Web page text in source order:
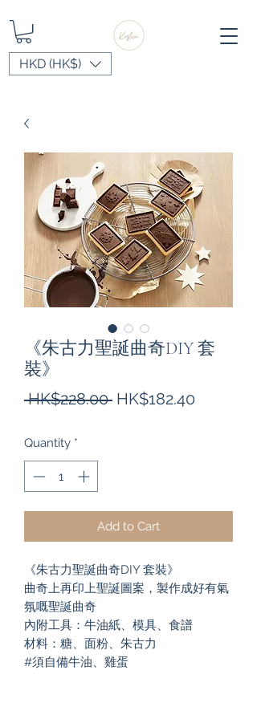
HKD (HK$)
《朱古力聖誕曲奇DIY 套
裝》
HK$228.00 Regular
HK$182.40
Quantity *
Add to Cart
《朱古力聖誕曲奇DIY 套裝》
曲奇上再印上聖誕圖案，製作成好有氣
氛嘅聖誕曲奇
內附工具：牛油紙、模具、食譜
材料：糖、面粉、朱古力
#須自備牛油、雞蛋